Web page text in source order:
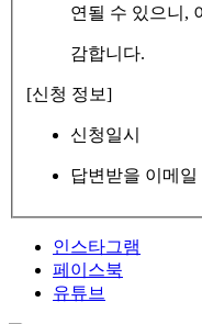
연될 수 있으니,
감합니다.
[신청 정보]
신청일시
답변받을 이메일
인스타그램
페이스북
유튜브